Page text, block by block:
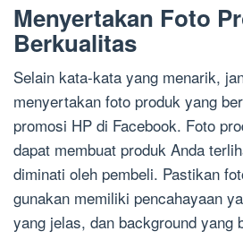
Menyertakan Foto
Berkualitas
Selain kata-kata yang menarik,
menyertakan foto produk yang
promosi HP di Facebook. Foto
dapat membuat produk Anda
diminati oleh pembeli. Pastikan
gunakan memiliki pencahayaan
yang jelas, dan background yang